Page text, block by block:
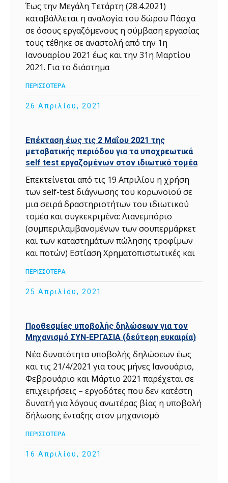
Έως την Μεγάλη Τετάρτη (28.4.2021)
καταβάλλεται η αναλογία του δώρου Πάσχα
σε όσους εργαζόμενους η σύμβαση εργασίας
τους τέθηκε σε αναστολή από την 1η
Ιανουαρίου 2021 έως και την 31η Μαρτίου
2021. Για το διάστημα
ΠΕΡΙΣΣΟΤΕΡΑ
26 Απριλίου, 2021
Επέκταση έως τις 2 Μαΐου 2021 της
μεταβατικής περιόδου για τα υποχρεωτικά
self test εργαζομένων στον ιδιωτικό τομέα
Επεκτείνεται από τις 19 Απριλίου η χρήση
των self-test διάγνωσης του κορωνοϊού σε
μια σειρά δραστηριοτήτων του ιδιωτικού
τομέα και συγκεκριμένα: Λιανεμπόριο
(συμπεριλαμβανομένων των σουπερμάρκετ
και των καταστημάτων πώλησης τροφίμων
και ποτών) Εστίαση Χρηματοπιστωτικές και
ΠΕΡΙΣΣΟΤΕΡΑ
25 Απριλίου, 2021
Προθεσμίες υποβολής δηλώσεων για τον
Μηχανισμό ΣΥΝ-ΕΡΓΑΣΙΑ (δεύτερη ευκαιρία)
Νέα δυνατότητα υποβολής δηλώσεων έως
και τις 21/4/2021 για τους μήνες Ιανουάριο,
Φεβρουάριο και Μάρτιο 2021 παρέχεται σε
επιχειρήσεις – εργοδότες που δεν κατέστη
δυνατή για λόγους ανωτέρας βίας η υποβολή
δήλωσης ένταξης στον μηχανισμό
ΠΕΡΙΣΣΟΤΕΡΑ
16 Απριλίου, 2021